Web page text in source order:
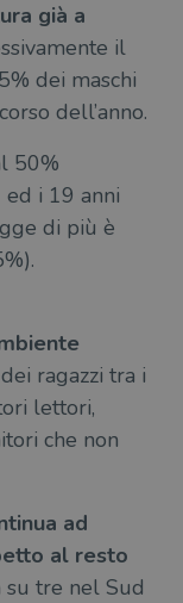
già a
il
dei maschi
dell’anno.
50%
i 19 anni
di più è
ragazzi tra i
lettori,
che non
ad
al resto
su tre nel Sud